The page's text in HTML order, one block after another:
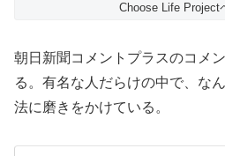
Choose Life Project
朝日新聞コメントプラスのコメ
る。有名な人だらけの中で、な
法に磨きをかけている。